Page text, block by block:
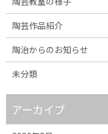
陶芸作品紹介
陶治からのお知らせ
未分類
アーカイブ